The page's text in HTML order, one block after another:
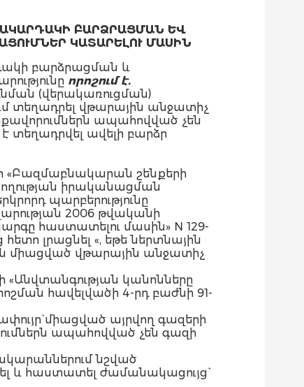
ԲԱՐՁՐԱՑՄԱՆ ԵՎ
ԿԱՏԱՐԵԼՈՒ ՄԱՍԻՆ
բարձրացման և
որոշում է.
(վերակառուցման)
տեղադրել վթարային անջատիչ
ապահովված չեն
ավելի բարձր
«Բազմաբնակարան շենքերի
իրականացման
պարբերությունը
2006 թվականի
հաստատելու մասին» N 129-
լրացնել «, եթե ներտնային
միացված վթարային անջատիչ
կանոնները
հավելվածի 4-րդ բաժնի 91-
միացված այրվող գազերի
ապահովված չեն գազի
նշված
և հաստատել ժամանակացույց`